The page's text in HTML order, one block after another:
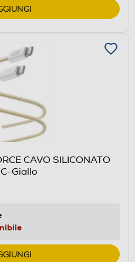
CAVO SILICONATO
Giallo